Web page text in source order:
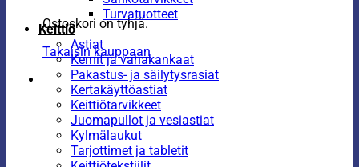
Ostoskori on tyhjä.
Takaisin kauppaan
Turvatuotteet
Keittiö
Astiat
Kernit ja vahakankaat
Pakastus- ja säilytysrasiat
Kertakäyttöastiat
Keittiötarvikkeet
Juomapullot ja vesiastiat
Kylmälaukut
Tarjottimet ja tabletit